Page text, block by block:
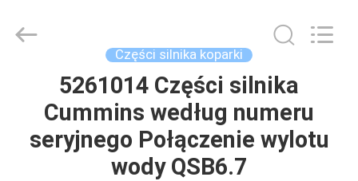
PRODUKTY
Enterprise
Management
Części silnika koparki
5261014 Części silnika
Cummins według numeru
seryjnego Połączenie wylotu
wody QSB6.7